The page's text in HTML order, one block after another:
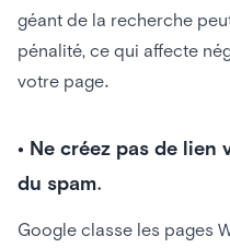
géant de la recherche
pénalité, ce qui affecte
votre page.
• Ne créez pas de lien
du spam.
Google classe les pages